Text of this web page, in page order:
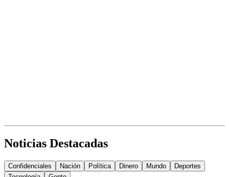
Noticias Destacadas
Confidenciales Nación Política Dinero Mundo
Deportes